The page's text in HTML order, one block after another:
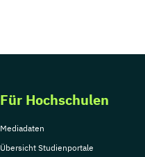
Für Hochschulen
Mediadaten
Übersicht Studienportale